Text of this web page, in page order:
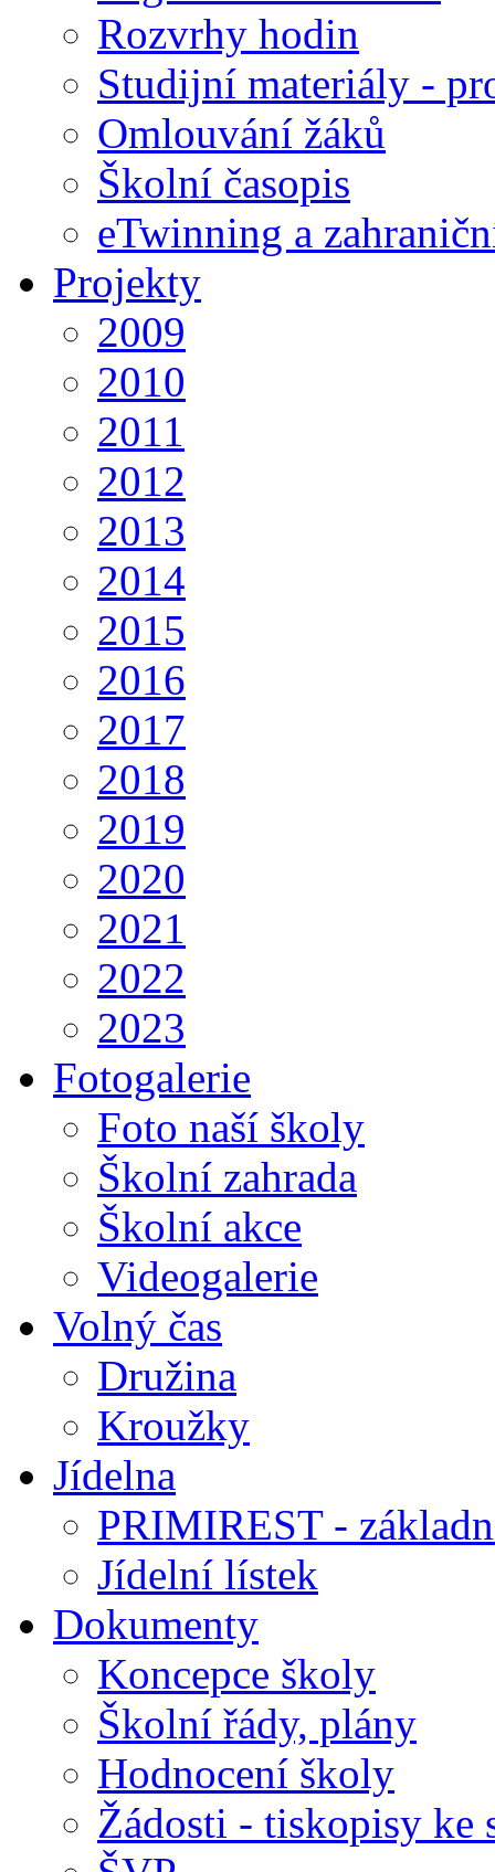
Rozvrhy hodin
Studijní materiály -
Omlouvání žáků
Školní časopis
eTwinning a
Projekty
2009
2010
2011
2012
2013
2014
2015
2016
2017
2018
2019
2020
2021
2022
2023
Fotogalerie
Foto naší školy
Školní zahrada
Školní akce
Videogalerie
Volný čas
Družina
Kroužky
Jídelna
PRIMIREST -
Jídelní lístek
Dokumenty
Koncepce školy
Školní řády, plány
Hodnocení školy
Žádosti - tiskopisy ke